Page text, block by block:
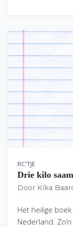
RC'TJE
Drie kilo
Door Kika
Het heilige
Nederland.